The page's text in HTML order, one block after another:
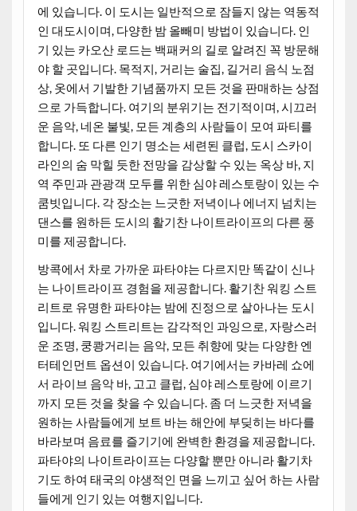
에 있습니다. 이 도시는 일반적으로 잠들지 않는 역동적
인 대도시이며, 다양한 밤 올빼미 방법이 있습니다. 인
기 있는 카오산 로드는 백패커의 길로 알려진 꼭 방문해
야 할 곳입니다. 목적지, 거리는 술집, 길거리 음식 노점
상, 옷에서 기발한 기념품까지 모든 것을 판매하는 상점
으로 가득합니다. 여기의 분위기는 전기적이며, 시끄러
운 음악, 네온 불빛, 모든 계층의 사람들이 모여 파티를
합니다. 또 다른 인기 명소는 세련된 클럽, 도시 스카이
라인의 숨 막힐 듯한 전망을 감상할 수 있는 옥상 바, 지
역 주민과 관광객 모두를 위한 심야 레스토랑이 있는 수
쿰빗입니다. 각 장소는 느긋한 저녁이나 에너지 넘치는
댄스를 원하든 도시의 활기찬 나이트라이프의 다른 풍
미를 제공합니다.
방콕에서 차로 가까운 파타야는 다르지만 똑같이 신나
는 나이트라이프 경험을 제공합니다. 활기찬 워킹 스트
리트로 유명한 파타야는 밤에 진정으로 살아나는 도시
입니다. 워킹 스트리트는 감각적인 과잉으로, 자랑스러
운 조명, 쿵쾅거리는 음악, 모든 취향에 맞는 다양한 엔
터테인먼트 옵션이 있습니다. 여기에서는 카바레 쇼에
서 라이브 음악 바, 고고 클럽, 심야 레스토랑에 이르기
까지 모든 것을 찾을 수 있습니다. 좀 더 느긋한 저녁을
원하는 사람들에게 보트 바는 해안에 부딪히는 바다를
바라보며 음료를 즐기기에 완벽한 환경을 제공합니다.
파타야의 나이트라이프는 다양할 뿐만 아니라 활기차
기도 하여 태국의 야생적인 면을 느끼고 싶어 하는 사람
들에게 인기 있는 여행지입니다.